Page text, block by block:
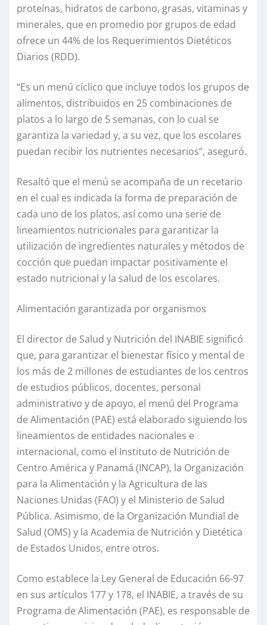
proteínas, hidratos de carbono, grasas, vitaminas y
minerales, que en promedio por grupos de edad
ofrece un 44% de los Requerimientos Dietéticos
Diarios (RDD).
“Es un menú cíclico que incluye todos los grupos de
alimentos, distribuidos en 25 combinaciones de
platos a lo largo de 5 semanas, con lo cual se
garantiza la variedad y, a su vez, que los escolares
puedan recibir los nutrientes necesarios”, aseguró.
Resaltó que el menú se acompaña de un recetario
en el cual es indicada la forma de preparación de
cada uno de los platos, así como una serie de
lineamientos nutricionales para garantizar la
utilización de ingredientes naturales y métodos de
cocción que puedan impactar positivamente el
estado nutricional y la salud de los escolares.
Alimentación garantizada por organismos
El director de Salud y Nutrición del INABIE significó
que, para garantizar el bienestar físico y mental de
los más de 2 millones de estudiantes de los centros
de estudios públicos, docentes, personal
administrativo y de apoyo, el menú del Programa
de Alimentación (PAE) está elaborado siguiendo los
lineamientos de entidades nacionales e
internacional, como el Instituto de Nutrición de
Centro América y Panamá (INCAP), la Organización
para la Alimentación y la Agricultura de las
Naciones Unidas (FAO) y el Ministerio de Salud
Pública. Asimismo, de la Organización Mundial de
Salud (OMS) y la Academia de Nutrición y Dietética
de Estados Unidos, entre otros.
Como establece la Ley General de Educación 66-97
en sus artículos 177 y 178, el INABIE, a través de su
Programa de Alimentación (PAE), es responsable de